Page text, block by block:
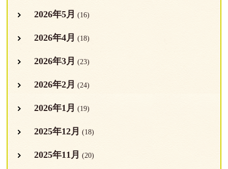
2026年5月 (16)
2026年4月 (18)
2026年3月 (23)
2026年2月 (24)
2026年1月 (19)
2025年12月 (18)
2025年11月 (20)